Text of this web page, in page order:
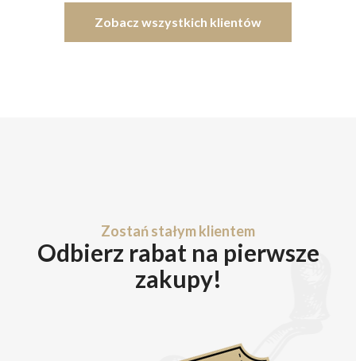
Zobacz wszystkich klientów
Zostań stałym klientem
Odbierz rabat na pierwsze
zakupy!